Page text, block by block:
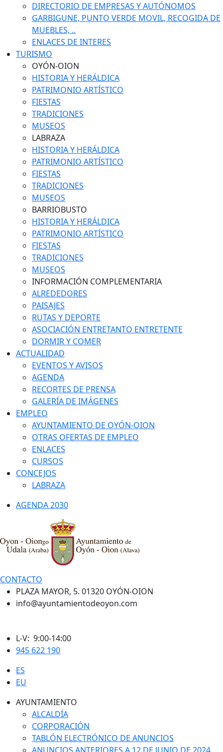
DIRECTORIO DE EMPRESAS Y AUTÓNOMOS
GARBIGUNE, PUNTO VERDE MOVIL, RECOGIDA DE
MUEBLES, ..
ENLACES DE INTERES
TURISMO
OYÓN-OION
HISTORIA Y HERÁLDICA
PATRIMONIO ARTÍSTICO
FIESTAS
TRADICIONES
MUSEOS
LABRAZA
HISTORIA Y HERÁLDICA
PATRIMONIO ARTÍSTICO
FIESTAS
TRADICIONES
MUSEOS
BARRIOBUSTO
HISTORIA Y HERÁLDICA
PATRIMONIO ARTÍSTICO
FIESTAS
TRADICIONES
MUSEOS
INFORMACIÓN COMPLEMENTARIA
ALREDEDORES
PAISAJES
RUTAS Y DEPORTE
ASOCIACIÓN ENTRETANTO ENTRETENTE
DORMIR Y COMER
ACTUALIDAD
EVENTOS Y AVISOS
AGENDA
RECORTES DE PRENSA
GALERÍA DE IMÁGENES
EMPLEO
AYUNTAMIENTO DE OYÓN-OION
OTRAS OFERTAS DE EMPLEO
ENLACES
CURSOS
CONCEJOS
LABRAZA
AGENDA 2030
CONTACTO
PLAZA MAYOR, 5. 01320 OYÓN-OION
info@ayuntamientodeoyon.com
L-V: 9:00-14:00
945 622 190
ES
EU
AYUNTAMIENTO
ALCALDÍA
CORPORACIÓN
TABLÓN ELECTRÓNICO DE ANUNCIOS